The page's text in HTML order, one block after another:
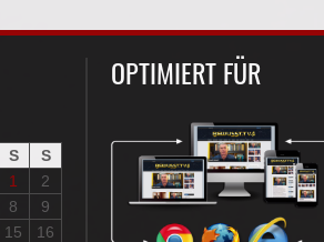
S
S
1
2
8
9
15 16
OPTIMIERT FÜR